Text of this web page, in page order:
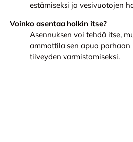
estämiseksi ja vesivuotojen
Voinko asentaa holkin itse?
Asennuksen voi tehdä itse,
ammattilaisen apua parhaan
tiiveyden varmistamiseksi.